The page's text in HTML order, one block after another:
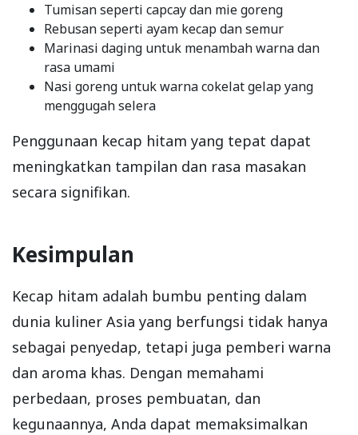
Tumisan seperti capcay dan mie goreng
Rebusan seperti ayam kecap dan semur
Marinasi daging untuk menambah warna dan
rasa umami
Nasi goreng untuk warna cokelat gelap yang
menggugah selera
Penggunaan kecap hitam yang tepat dapat
meningkatkan tampilan dan rasa masakan
secara signifikan.
Kesimpulan
Kecap hitam adalah bumbu penting dalam
dunia kuliner Asia yang berfungsi tidak hanya
sebagai penyedap, tetapi juga pemberi warna
dan aroma khas. Dengan memahami
perbedaan, proses pembuatan, dan
kegunaannya, Anda dapat memaksimalkan